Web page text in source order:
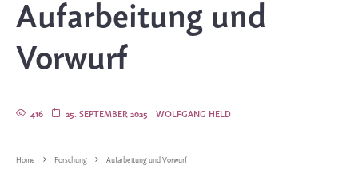
Aufarbeitung und
Vorwurf
WOLFGANG HELD
25. SEPTEMBER 2025
416
Home Forschung Aufarbeitung und Vorwurf